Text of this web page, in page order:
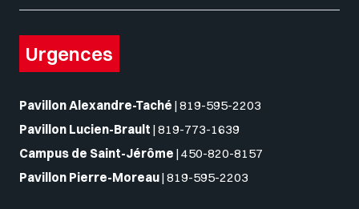
Urgences
Pavillon Alexandre-Taché | 819-595-2203
Pavillon Lucien-Brault | 819-773-1639
Campus de Saint-Jérôme | 450-820-8157
Pavillon Pierre-Moreau| 819-595-2203